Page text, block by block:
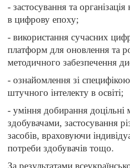
- застосування та організація
в цифрову епоху;
- використання сучасних
платформ для оновлення та
методичного забезпечення
- ознайомлення зі
штучного інтелекту в освіті;
- уміння добирання доцільні
здобувачами, застосування
засобів, враховуючи
потреби здобувачів тощо.
За результатами